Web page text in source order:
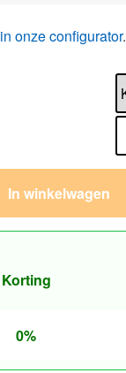
in onze configurator.
In winkelwagen
Korting
0%